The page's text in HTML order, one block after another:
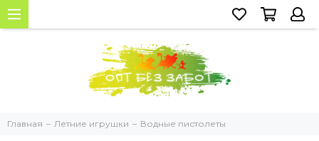
Главная Летние игрушки Водные пистолеты